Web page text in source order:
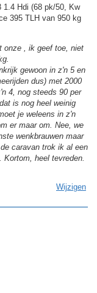
1.4 Hdi (68 pk/50, Kw
395 TLH van 950 kg
onze , ik geef toe, niet
gewoon in z'n 5 en
dus) met 2000
4, nog steeds 90 per
is nog heel weinig
je weleens in z'n
er maar om. Nee, we
wenkbrauwen maar
caravan trok ik al een
Kortom, heel tevreden.
Wijzigen